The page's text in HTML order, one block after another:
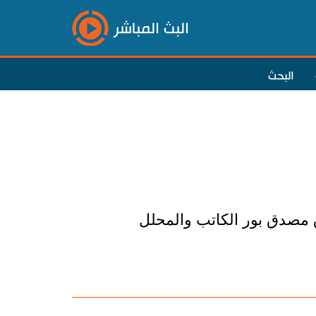
البث المباشر
البحث
بور الكاتب والمحلل